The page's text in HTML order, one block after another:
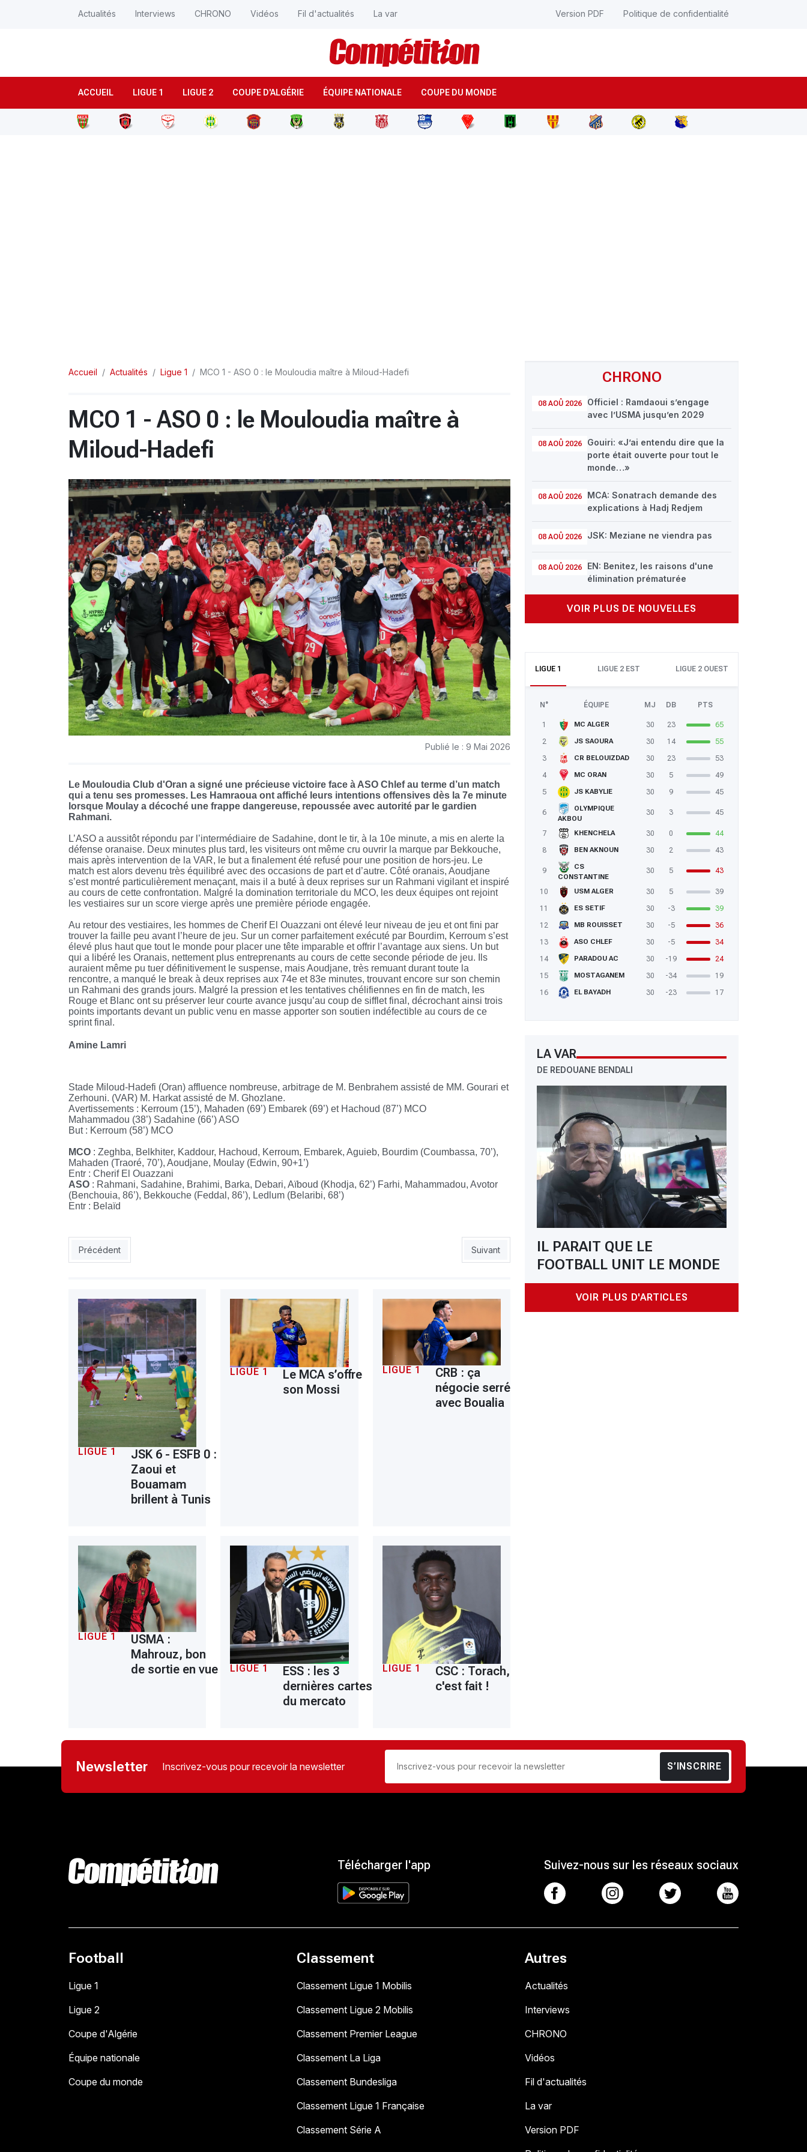
ACCUEIL LIGUE 1 LIGUE 2 COUPE D'ALGÉRIE ÉQUIPE NATIONALE COUPE DU MONDE
Actualités Interviews CHRONO Vidéos Fil d'actualités La var Version PDF Politique de confidentialité
CHRONO
08 AOÛ 2026
Officiel : Ramdaoui s’engage
avec l’USMA jusqu’en 2029
08 AOÛ 2026
Gouiri: «J’ai entendu dire que la
porte était ouverte pour tout le
monde…»
08 AOÛ 2026
MCA: Sonatrach demande des
explications à Hadj Redjem
08 AOÛ 2026 JSK: Meziane ne viendra pas
08 AOÛ 2026
EN: Benitez, les raisons d'une
élimination prématurée
VOIR PLUS DE NOUVELLES
LIGUE 1 LIGUE 2 EST LIGUE 2 OUEST
N° ÉQUIPE MJ DB PTS
1 MC ALGER 30 23
65
2
JS SAOURA 30 14
55
3
CR BELOUIZDAD 30 23
53
4
MC ORAN 30 5
49
5
JS KABYLIE 30 9 45
6
OLYMPIQUE
AKBOU
30 3 45
7 KHENCHELA 30 0
44
8
BEN AKNOUN 30 2 43
9
CS
CONSTANTINE
30 5 43
10 USM ALGER 30 5
39
11
ES SETIF 30 -3
39
12
MB ROUISSET 30 -5
36
13
ASO CHLEF 30 -5
34
14
PARADOU AC 30 -19
24
15
MOSTAGANEM 30 -34
19
16
EL BAYADH 30 -23 17
LA VAR
DE REDOUANE BENDALI
IL PARAIT QUE LE
FOOTBALL UNIT LE MONDE
VOIR PLUS D'ARTICLES
Accueil Actualités Ligue 1 MCO 1 - ASO 0 : le Mouloudia maître à Miloud-Hadefi
MCO 1 - ASO 0 : le Mouloudia maître à
Miloud-Hadefi
Publié le : 9 Mai 2026
Le Mouloudia Club d'Oran a signé une précieuse victoire face à ASO Chlef au terme d’un match
qui a tenu ses promesses. Les Hamraoua ont affiché leurs intentions offensives dès la 7e minute
lorsque Moulay a décoché une frappe dangereuse, repoussée avec autorité par le gardien
Rahmani.
L’ASO a aussitôt répondu par l’intermédiaire de Sadahine, dont le tir, à la 10e minute, a mis en alerte la
défense oranaise. Deux minutes plus tard, les visiteurs ont même cru ouvrir la marque par Bekkouche,
mais après intervention de la VAR, le but a finalement été refusé pour une position de hors-jeu. Le
match est alors devenu très équilibré avec des occasions de part et d’autre. Côté oranais, Aoudjane
s’est montré particulièrement menaçant, mais il a buté à deux reprises sur un Rahmani vigilant et inspiré
au cours de cette confrontation. Malgré la domination territoriale du MCO, les deux équipes ont rejoint
les vestiaires sur un score vierge après une première période engagée.
Au retour des vestiaires, les hommes de Cherif El Ouazzani ont élevé leur niveau de jeu et ont fini par
trouver la faille peu avant l’heure de jeu. Sur un corner parfaitement exécuté par Bourdim, Kerroum s’est
élevé plus haut que tout le monde pour placer une tête imparable et offrir l’avantage aux siens. Un but
qui a libéré les Oranais, nettement plus entreprenants au cours de cette seconde période de jeu. Ils
auraient même pu tuer définitivement le suspense, mais Aoudjane, très remuant durant toute la
rencontre, a manqué le break à deux reprises aux 74e et 83e minutes, trouvant encore sur son chemin
un Rahmani des grands jours. Malgré la pression et les tentatives chélifiennes en fin de match, les
Rouge et Blanc ont su préserver leur courte avance jusqu’au coup de sifflet final, décrochant ainsi trois
points importants devant un public venu en masse apporter son soutien indéfectible au cours de ce
sprint final.
Amine Lamri
Stade Miloud-Hadefi (Oran) affluence nombreuse, arbitrage de M. Benbrahem assisté de MM. Gourari et
Zerhouni. (VAR) M. Harkat assisté de M. Ghozlane.
Avertissements : Kerroum (15’), Mahaden (69’) Embarek (69’) et Hachoud (87’) MCO
Mahammadou (38’) Sadahine (66’) ASO
But : Kerroum (58’) MCO
MCO : Zeghba, Belkhiter, Kaddour, Hachoud, Kerroum, Embarek, Aguieb, Bourdim (Coumbassa, 70’),
Mahaden (Traoré, 70’), Aoudjane, Moulay (Edwin, 90+1’)
Entr : Cherif El Ouazzani
ASO : Rahmani, Sadahine, Brahimi, Barka, Debari, Aïboud (Khodja, 62’) Farhi, Mahammadou, Avotor
(Benchouia, 86’), Bekkouche (Feddal, 86’), Ledlum (Belaribi, 68’)
Entr : Belaïd
Article précédent : JSK 5 – ESS 1 : l’Entente boit le calice jusqu’à la lie
Précédent Article suivant : Ligue 1 Mobilis: le MCA sacré champion pour la 10e fois de son
Suivant
LIGUE 1
JSK 6 - ESFB 0 :
Zaoui et
Bouamam
brillent à Tunis
LIGUE 1
Le MCA s’offre
son Mossi
LIGUE 1
CRB : ça
négocie serré
avec Boualia
LIGUE 1
USMA :
Mahrouz, bon
de sortie en vue
LIGUE 1
ESS : les 3
dernières cartes
du mercato
LIGUE 1
CSC : Torach,
c'est fait !
Newsletter Inscrivez-vous pour recevoir la newsletter S’INSCRIRE
Télécharger l'app Suivez-nous sur les réseaux sociaux
Football
Ligue 1
Ligue 2
Coupe d'Algérie
Équipe nationale
Coupe du monde
Classement
Classement Ligue 1 Mobilis
Classement Ligue 2 Mobilis
Classement Premier League
Classement La Liga
Classement Bundesliga
Classement Ligue 1 Française
Classement Série A
Autres
Actualités
Interviews
CHRONO
Vidéos
Fil d'actualités
La var
Version PDF